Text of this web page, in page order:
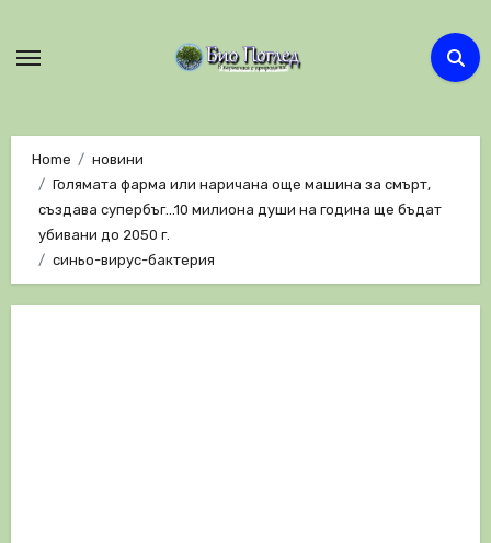
Home
новини
Голямата фарма или наричана още машина за смърт,
създава супербъг…10 милиона души на година ще бъдат
убивани до 2050 г.
синьо-вирус-бактерия